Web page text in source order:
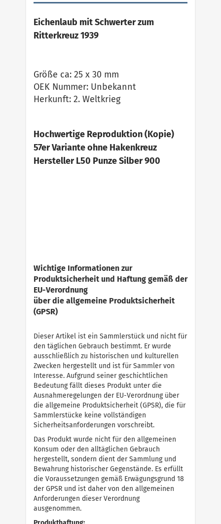
Eichenlaub mit Schwerter zum
Ritterkreuz 1939
Größe ca: 25 x 30 mm
OEK Nummer: Unbekannt
Herkunft: 2. Weltkrieg
Hochwertige Reproduktion (Kopie)
57er Variante ohne Hakenkreuz
Hersteller L50 Punze Silber 900
Wichtige Informationen zur
Produktsicherheit und Haftung gemäß der
EU-Verordnung
über die allgemeine Produktsicherheit
(GPSR)
Dieser Artikel ist ein Sammlerstück und nicht für
den täglichen Gebrauch bestimmt. Er wurde
ausschließlich zu historischen und kulturellen
Zwecken hergestellt und ist für Sammler von
Interesse. Aufgrund seiner geschichtlichen
Bedeutung fällt dieses Produkt unter die
Ausnahmeregelungen der EU-Verordnung über
die allgemeine Produktsicherheit (GPSR), die für
Sammlerstücke keine vollständigen
Sicherheitsanforderungen vorschreibt.
Das Produkt wurde nicht für den allgemeinen
Konsum oder den alltäglichen Gebrauch
hergestellt, sondern dient der Sammlung und
Bewahrung historischer Gegenstände. Es erfüllt
die Voraussetzungen gemäß Erwägungsgrund 18
der GPSR und ist daher von den allgemeinen
Anforderungen dieser Verordnung
ausgenommen.